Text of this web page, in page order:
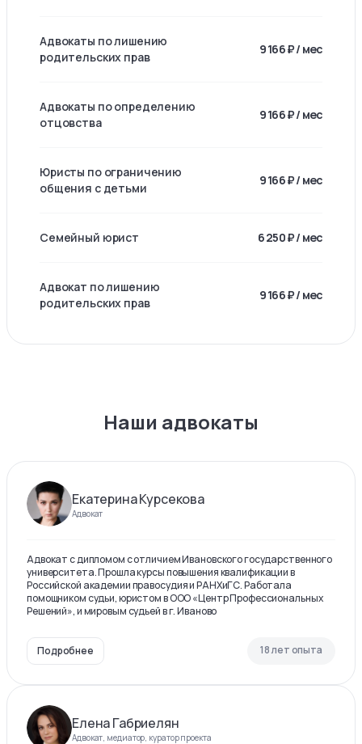
Адвокаты по лишению
родительских прав
9 166 ₽ / мес
Адвокаты по определению
отцовства
9 166 ₽ / мес
Юристы по ограничению
общения с детьми
9 166 ₽ / мес
Семейный юрист 6 250 ₽ / мес
Адвокат по лишению
родительских прав
9 166 ₽ / мес
Наши адвокаты
Екатерина Курсекова
Адвокат
Адвокат с дипломом с отличием Ивановского государственного
университета. Прошла курсы повышения квалификации в
Российской академии правосудия и РАНХиГС. Работала
помощником судьи, юристом в ООО «Центр Профессиональных
Решений», и мировым судьей в г. Иваново
Подробнее 18 лет опыта
Елена Габриелян
Адвокат, медиатор, куратор проекта